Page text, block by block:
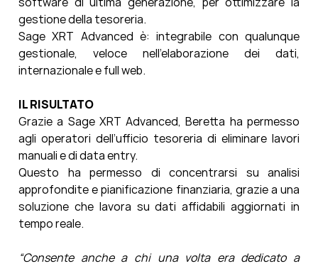
gestione della tesoreria.
Sage XRT Advanced è: integrabile con qualunque
gestionale, veloce nell’elaborazione dei dati,
internazionale e full web.
IL RISULTATO
Grazie a Sage XRT Advanced, Beretta ha permesso
agli operatori dell’ufficio tesoreria di eliminare lavori
manuali e di data entry.
Questo ha permesso di concentrarsi su analisi
approfondite e pianificazione finanziaria, grazie a una
soluzione che lavora su dati affidabili aggiornati in
tempo reale.
“Consente anche a chi una volta era dedicato a